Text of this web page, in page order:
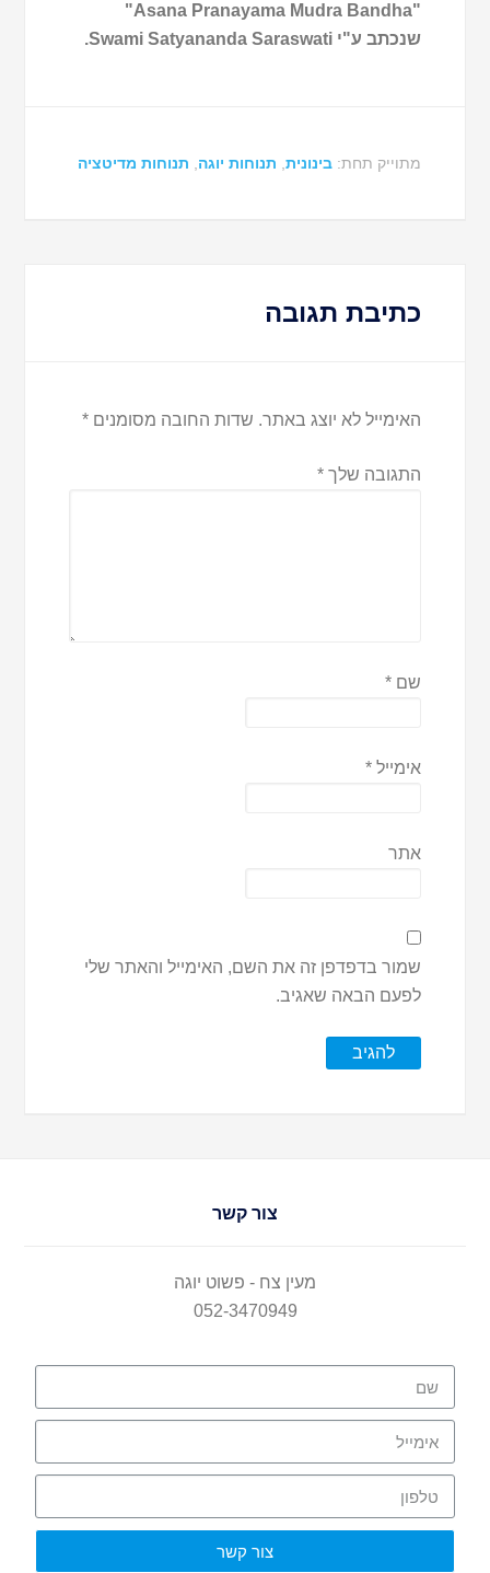
"Asana Pranayama Mudra Bandha"
שנכתב ע"י Swami Satyananda Saraswati.
מתוייק תחת:בינונית, תנוחות יוגה, תנוחות מדיטציה
כתיבת תגובה
האימייל לא יוצג באתר. שדות החובה מסומנים*
התגובה שלך*
שם*
אימייל*
אתר
שמור בדפדפן זה את השם, האימייל והאתר שלי
לפעם הבאה שאגיב.
צור קשר
מעין צח - פשוט יוגה
052-3470949
צור קשר